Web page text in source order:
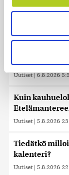
Lue lisää siitä,
suostumustasi
räätälöimiseen,
tukemiseen ja
jaamme
sivustoamme.
tietoja muihin
kerätty, kun olet
saatetaan myös
Ylen
Saksan
tutkitaan
Uutiset | 6.8.2026
Kuin
Uutiset | 5.8.2026
Tiedätkö
kalenteri?
Uutiset | 5.8.2026